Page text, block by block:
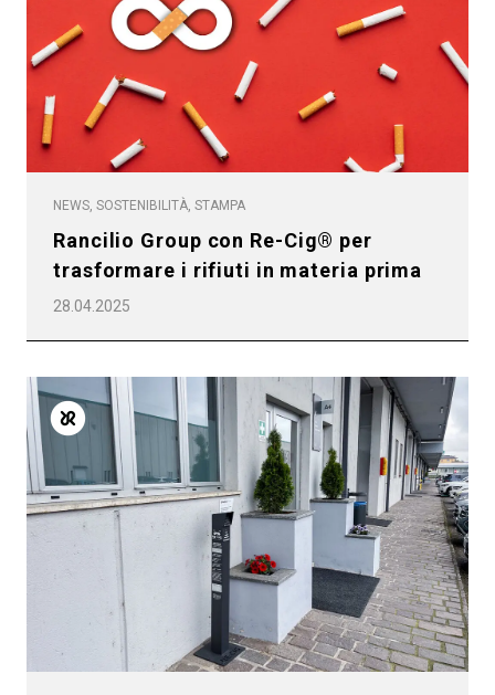
NEWS, SOSTENIBILITÀ, STAMPA
Rancilio Group con Re-Cig® per
trasformare i rifiuti in materia prima
28.04.2025
Privacy Policy